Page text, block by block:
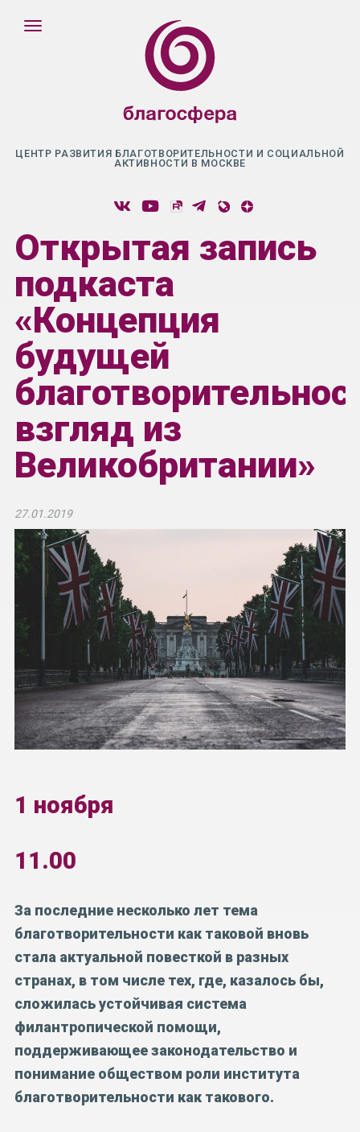
ЦЕНТР РАЗВИТИЯ БЛАГОТВОРИТЕЛЬНОСТИ И СОЦИАЛЬНОЙ
АКТИВНОСТИ В МОСКВЕ
Открытая запись
подкаста
«Концепция
будущей
взгляд из
Великобритании»
27.01.2019
1 ноября
11.00
За последние несколько лет тема
благотворительности как таковой вновь
стала актуальной повесткой в разных
странах, в том числе тех, где, казалось бы,
сложилась устойчивая система
филантропической помощи,
поддерживающее законодательство и
понимание обществом роли института
благотворительности как такового.